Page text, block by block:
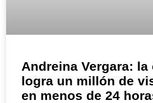
Andreina Vergara: la
logra un millón de
en menos de 24